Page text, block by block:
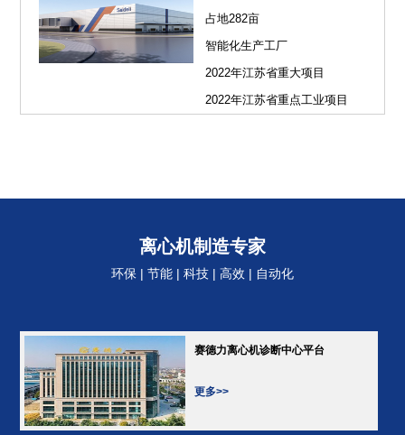
占地282亩
智能化生产工厂
2022年江苏省重大项目
2022年江苏省重点工业项目
离心机制造专家
环保 | 节能 | 科技 | 高效 | 自动化
赛德力离心机诊断中心平台
更多>>